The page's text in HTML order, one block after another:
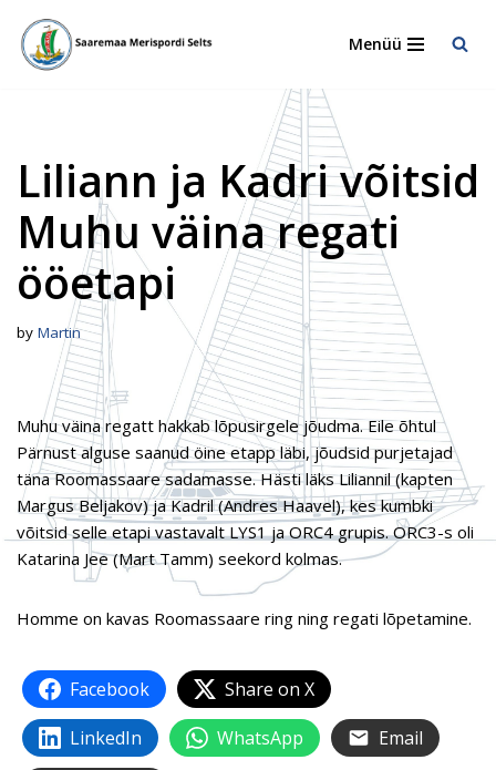
Skip
Menüü
Liliann ja Kadri võitsid
Muhu väina regati
ööetapi
by Martin
Muhu väina regatt hakkab lõpusirgele jõudma. Eile õhtul
Pärnust alguse saanud öine etapp läbi, jõudsid purjetajad
täna Roomassaare sadamasse. Hästi läks Liliannil (kapten
Margus Beljakov) ja Kadril (Andres Haavel), kes kumbki
võitsid selle etapi vastavalt LYS1 ja ORC4 grupis. ORC3-s oli
Katarina Jee (Mart Tamm) seekord kolmas.
Homme on kavas Roomassaare ring ning regati lõpetamine.
Facebook
Share on X
LinkedIn
WhatsApp
Email